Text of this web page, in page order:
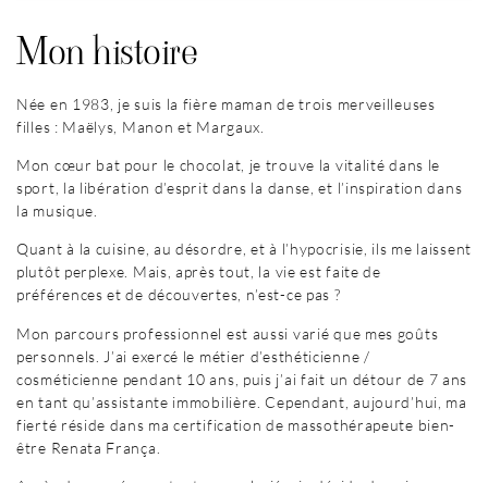
Mon histoire
Née en 1983, je suis la fière maman de trois merveilleuses
filles : Maëlys, Manon et Margaux.
Mon cœur bat pour le chocolat, je trouve la vitalité dans le
sport, la libération d’esprit dans la danse, et l’inspiration dans
la musique.
Quant à la cuisine, au désordre, et à l’hypocrisie, ils me laissent
plutôt perplexe. Mais, après tout, la vie est faite de
préférences et de découvertes, n’est-ce pas ?
Mon parcours professionnel est aussi varié que mes goûts
personnels. J’ai exercé le métier d’esthéticienne /
cosméticienne pendant 10 ans, puis j’ai fait un détour de 7 ans
en tant qu’assistante immobilière. Cependant, aujourd’hui, ma
fierté réside dans ma certification de massothérapeute bien-
être Renata França.